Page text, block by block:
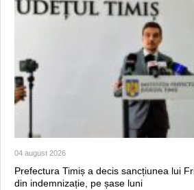
04 august 2026
Prefectura Timiș a decis sancțiunea lui
din indemnizație, pe șase luni